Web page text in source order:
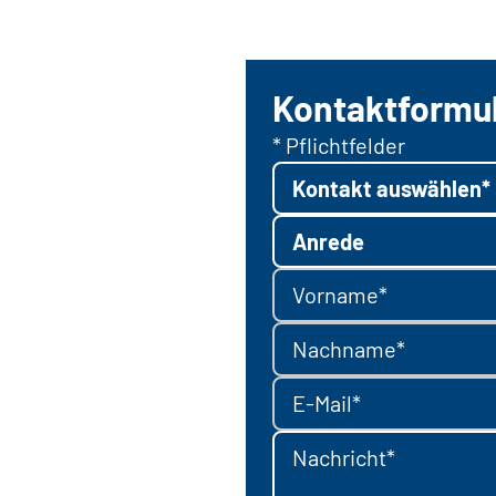
* Pflichtfelder
Kontakt auswählen*
Anrede
Vorname*
Nachname*
E-Mail*
Nachricht*